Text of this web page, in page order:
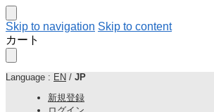
Skip to navigation Skip to content
カート
Language : EN / JP
新規登録